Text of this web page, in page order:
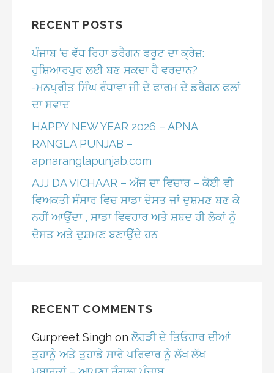
RECENT POSTS
ਪੰਜਾਬ ‘ਚ ਵੱਧ ਰਿਹਾ ਡਰੈਗਨ ਫਰੂਟ ਦਾ ਕ੍ਰੇਜ਼:
ਹੁਸ਼ਿਆਰਪੁਰ ਲਈ ਬਣ ਸਕਦਾ ਹੈ ਵਰਦਾਨ?
-ਮਨਪ੍ਰੀਤ ਸਿੰਘ ਰੰਧਾਵਾ ਜੀ ਦੇ ਫਾਰਮ ਦੇ ਡਰੈਗਨ ਫਲਾਂ
ਦਾ ਸਵਾਦ
HAPPY NEW YEAR 2026 – APNA
RANGLA PUNJAB –
apnaranglapunjab.com
AJJ DA VICHAAR – ਅੱਜ ਦਾ ਵਿਚਾਰ – ਕੋਈ ਵੀ
ਵਿਅਕਤੀ ਸੰਸਾਰ ਵਿਚ ਸਾਡਾ ਦੋਸਤ ਜਾਂ ਦੁਸ਼ਮਣ ਬਣ ਕੇ
ਨਹੀਂ ਆਉਂਦਾ , ਸਾਡਾ ਵਿਵਹਾਰ ਅਤੇ ਸ਼ਬਦ ਹੀ ਲੋਕਾਂ ਨੂੰ
ਦੋਸਤ ਅਤੇ ਦੁਸ਼ਮਣ ਬਣਾਉਂਦੇ ਹਨ
RECENT COMMENTS
Gurpreet Singh on ਲੋਹੜੀ ਦੇ ਤਿਓਹਾਰ ਦੀਆਂ
ਤੁਹਾਨੂੰ ਅਤੇ ਤੁਹਾਡੇ ਸਾਰੇ ਪਰਿਵਾਰ ਨੂੰ ਲੱਖ ਲੱਖ